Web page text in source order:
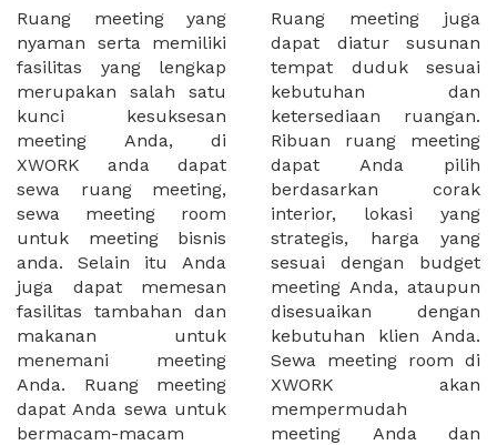
Ruang meeting yang
nyaman serta memiliki
fasilitas yang lengkap
merupakan salah satu
kunci kesuksesan
meeting Anda, di
XWORK anda dapat
sewa ruang meeting,
sewa meeting room
untuk meeting bisnis
anda. Selain itu Anda
juga dapat memesan
fasilitas tambahan dan
makanan untuk
menemani meeting
Anda. Ruang meeting
dapat Anda sewa untuk
bermacam-macam
Ruang meeting juga
dapat diatur susunan
tempat duduk sesuai
kebutuhan dan
ketersediaan ruangan.
Ribuan ruang meeting
dapat Anda pilih
berdasarkan corak
interior, lokasi yang
strategis, harga yang
sesuai dengan budget
meeting Anda, ataupun
disesuaikan dengan
kebutuhan klien Anda.
Sewa meeting room di
XWORK akan
mempermudah
meeting Anda dan